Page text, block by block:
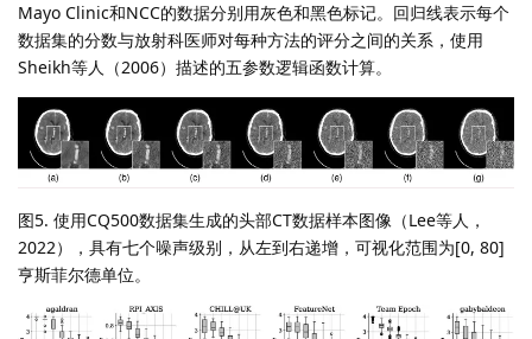
Mayo Clinic和NCC的数据分别用灰色和黑色标记。回归线表示每个
数据集的分数与放射科医师对每种方法的评分之间的关系，使用
Sheikh等人（2006）描述的五参数逻辑函数计算。
图5. 使用CQ500数据集生成的头部CT数据样本图像（Lee等人，
2022），具有七个噪声级别，从左到右递增，可视化范围为[0, 80]
亨斯菲尔德单位。